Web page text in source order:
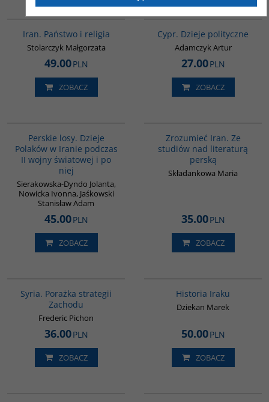
Iran. Państwo i religia
Stolarczyk Małgorzata
49.00PLN
ZOBACZ
Cypr. Dzieje polityczne
Adamczyk Artur
27.00PLN
ZOBACZ
Perskie losy. Dzieje
Polaków w Iranie podczas
II wojny światowej i po
niej
Sierakowska-Dyndo Jolanta,
Nowicka Ivonna, Jaśkowski
Stanisław Adam
45.00PLN
ZOBACZ
Zrozumieć Iran. Ze
studiów nad literaturą
perską
Składankowa Maria
35.00PLN
ZOBACZ
Syria. Porażka strategii
Zachodu
Frederic Pichon
36.00PLN
ZOBACZ
Historia Iraku
Dziekan Marek
50.00PLN
ZOBACZ